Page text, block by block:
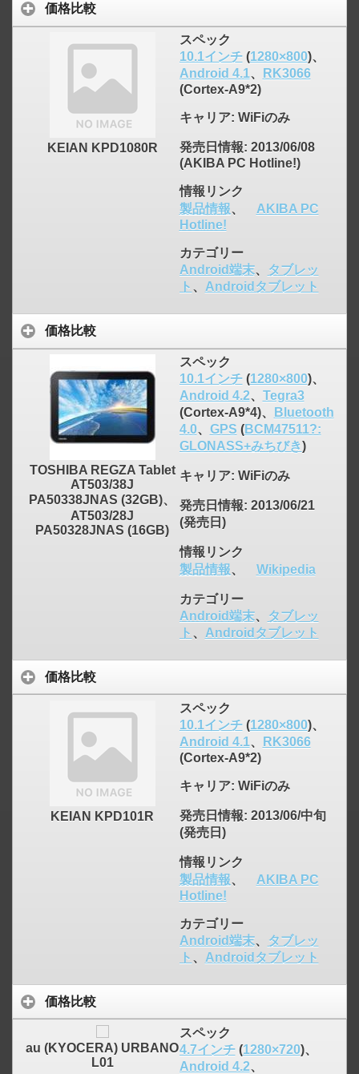
価格比較
KEIAN KPD1080R
スペック
10.1インチ(1280×800)、
Android 4.1、
RK3066
(Cortex-A9*2)
キャリア: WiFiのみ
発売日情報: 2013/06/08
(AKIBA PC Hotline!)
情報リンク
製品情報、
AKIBA PC
Hotline!
カテゴリー
Android端末、
タブレッ
ト 、 Androidタブレット
価格比較
TOSHIBA REGZA Tablet
AT503/38J
PA50338JNAS (32GB)、
AT503/28J
PA50328JNAS (16GB)
スペック
10.1インチ(1280×800)、
Android 4.2、 Tegra3
(Cortex-A9*4)、
Bluetooth
4.0、 GPS (BCM47511?:
GLONASS+みちびき)
キャリア: WiFiのみ
発売日情報: 2013/06/21
(発売日)
情報リンク
製品情報、 Wikipedia
カテゴリー
Android端末、
タブレッ
ト 、 Androidタブレット
価格比較
KEIAN KPD101R
スペック
10.1インチ(1280×800)、
Android 4.1、
RK3066
(Cortex-A9*2)
キャリア: WiFiのみ
発売日情報: 2013/06/中旬
(発売日)
情報リンク
製品情報、
AKIBA PC
Hotline!
カテゴリー
Android端末、
タブレッ
ト 、 Androidタブレット
価格比較
au (KYOCERA) URBANO
L01
スペック
4.7インチ(1280×720)、
Android 4.2、
click to expand contents
click to expand contents